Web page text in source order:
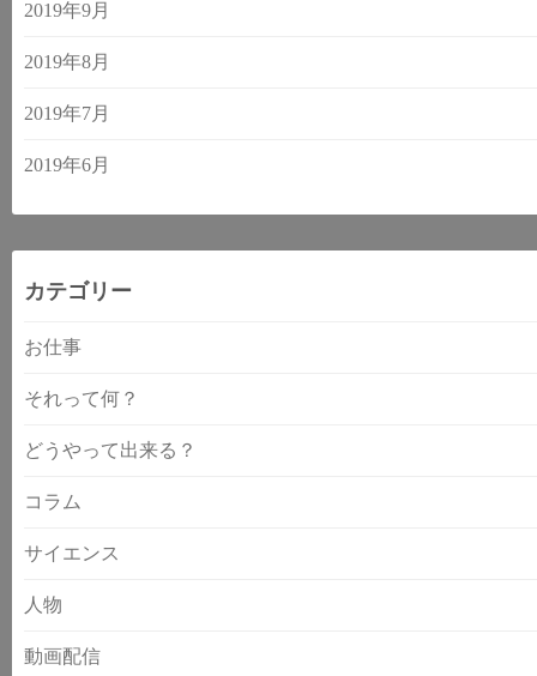
2019年9月
2019年8月
2019年7月
2019年6月
カテゴリー
お仕事
それって何？
どうやって出来る？
コラム
サイエンス
人物
動画配信